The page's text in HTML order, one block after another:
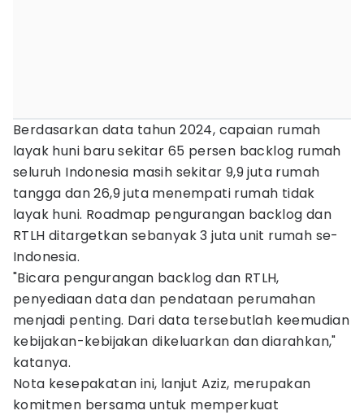
Berdasarkan data tahun 2024, capaian rumah
layak huni baru sekitar 65 persen backlog rumah
seluruh Indonesia masih sekitar 9,9 juta rumah
tangga dan 26,9 juta menempati rumah tidak
layak huni. Roadmap pengurangan backlog dan
RTLH ditargetkan sebanyak 3 juta unit rumah se-
Indonesia.
"Bicara pengurangan backlog dan RTLH,
penyediaan data dan pendataan perumahan
menjadi penting. Dari data tersebutlah keemudian
kebijakan-kebijakan dikeluarkan dan diarahkan,"
katanya.
Nota kesepakatan ini, lanjut Aziz, merupakan
komitmen bersama untuk memperkuat